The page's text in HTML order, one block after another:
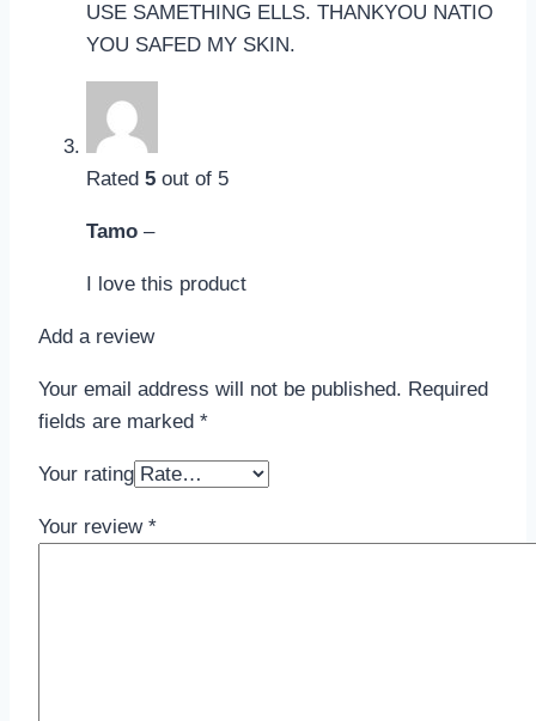
USE SAMETHING ELLS. THANKYOU NATIO
YOU SAFED MY SKIN.
Rated 5 out of 5
Tamo –
I love this product
Add a review
Your email address will not be published. Required
fields are marked *
Your rating
Your review *